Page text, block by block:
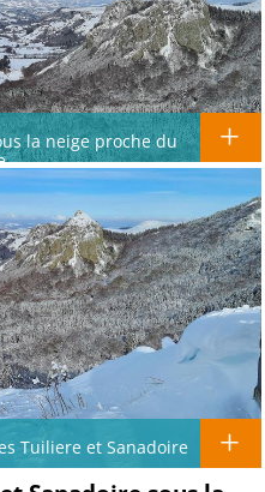
la neige proche du
Tuiliere et Sanadoire